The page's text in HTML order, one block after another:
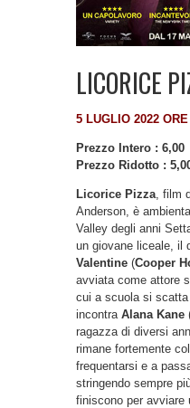
LICORICE
5 LUGLIO 2022
Prezzo Intero : 6,00
Prezzo Ridotto :
Licorice Pizza , film
Anderson, è
Valley degli anni
un giovane liceale, il
Valentine (Cooper
avviata come attore
cui a scuola si scatta
incontra Alana Kane
ragazza di diversi
rimane fortemente
frequentarsi e a
stringendo sempre
finiscono per avviare